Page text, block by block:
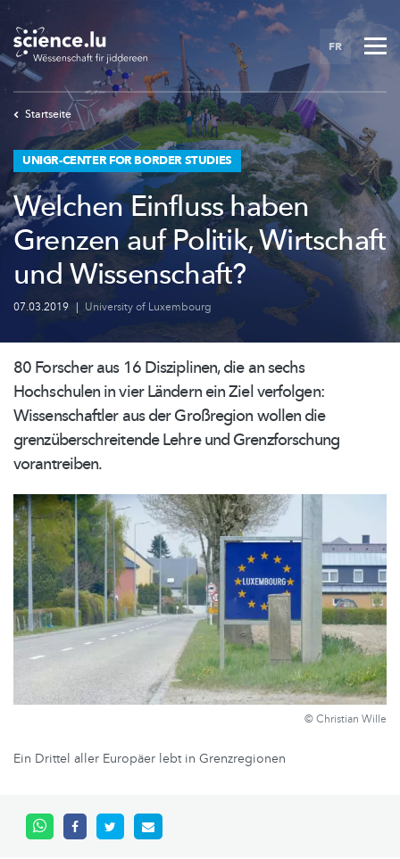
Skip
main
content
FR
Startseite
UNIGR-CENTER FOR BORDER STUDIES
Welchen Einfluss haben
Grenzen auf Politik, Wirtschaft
und Wissenschaft?
07.03.2019 | University of Luxembourg
80 Forscher aus 16 Disziplinen, die an sechs
Hochschulen in vier Ländern ein Ziel verfolgen:
Wissenschaftleraus der Großregion wollen die
grenzüberschreitendeLehre und Grenzforschung
vorantreiben.
© Christian Wille
Ein Drittel aller Europäer lebt in Grenzregionen